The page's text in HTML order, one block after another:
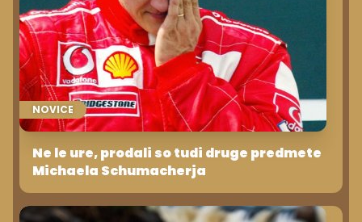
NOVICE
Ne le ure, prodali so tudi druge predmete
Michaela Schumacherja